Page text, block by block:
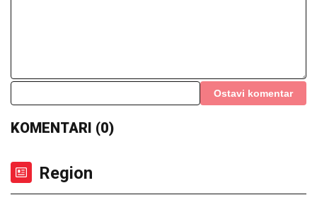
Ostavi komentar
KOMENTARI (0)
Region